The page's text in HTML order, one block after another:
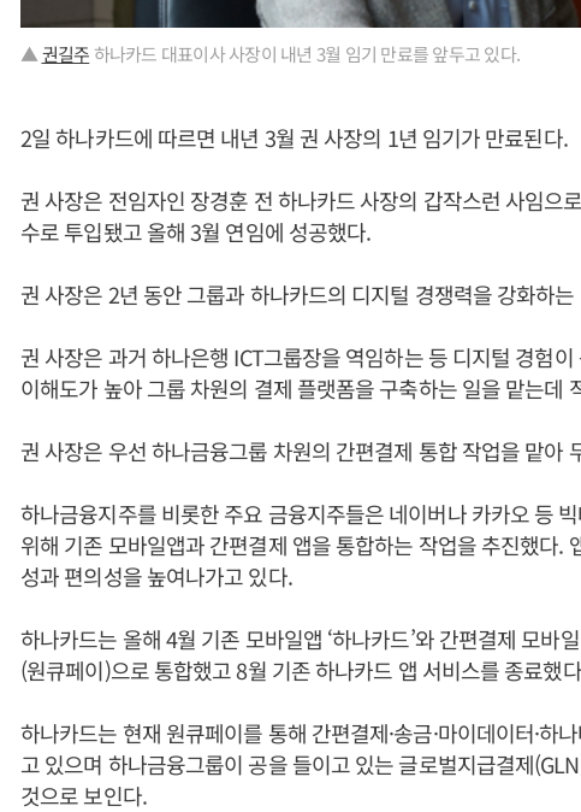
▲권길주하나카드 대표이사 사장이 내년 3월 임기 만료를 앞두고 있다.
2일 하나카드에 따르면 내년 3월 권 사장의 1년 임기가 만료된다.
권 사장은 전임자인 장경훈 전 하나카드 사장의 갑작스런 사임으
수로 투입됐고 올해 3월 연임에 성공했다.
권 사장은 2년 동안 그룹과 하나카드의 디지털 경쟁력을 강화하
권 사장은 과거 하나은행 ICT그룹장을 역임하는 등 디지털 경험
이해도가 높아 그룹 차원의 결제 플랫폼을 구축하는 일을 맡는데
권 사장은 우선 하나금융그룹 차원의 간편결제 통합 작업을 맡아
하나금융지주를 비롯한 주요 금융지주들은 네이버나 카카오 등
위해 기존 모바일앱과 간편결제 앱을 통합하는 작업을 추진했다.
성과 편의성을 높여나가고 있다.
하나카드는 올해 4월 기존 모바일앱 ‘하나카드’와 간편결제 모바
(원큐페이)으로 통합했고 8월 기존 하나카드 앱 서비스를 종료했
하나카드는 현재 원큐페이를 통해 간편결제·송금·마이데이터·하
고 있으며 하나금융그룹이 공을 들이고 있는 글로벌지급결제
것으로 보인다.